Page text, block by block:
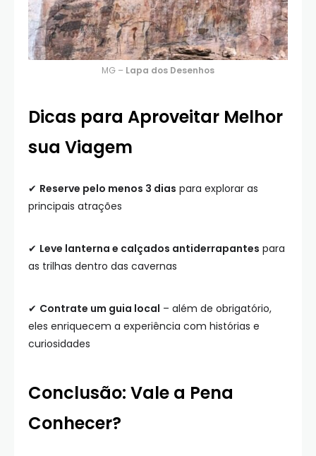
MG – Lapa dos Desenhos
Dicas para Aproveitar Melhor
sua Viagem
✔ Reserve pelo menos 3 dias para explorar as
principais atrações
✔ Leve lanterna e calçados antiderrapantes para
as trilhas dentro das cavernas
✔ Contrate um guia local – além de obrigatório,
eles enriquecem a experiência com histórias e
curiosidades
Conclusão: Vale a Pena
Conhecer?